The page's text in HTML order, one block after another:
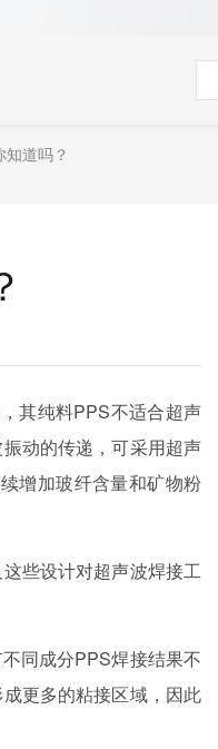
道吗？
其纯料PPS不适合超声
动的传递，可采用超声
增加玻纤含量和矿物粉
些设计对超声波焊接工
同成分PPS焊接结果不
更多的粘接区域，因此